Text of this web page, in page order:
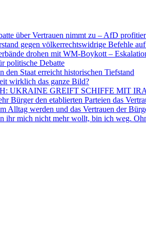
über Vertrauen nimmt zu – AfD
gegen völkerrechtswidrige Befehle
drohen mit WM-Boykott –
politische Debatte
den Staat erreicht historischen Tiefstand
wirklich das ganze Bild?
UKRAINE GREIFT SCHIFFE MIT
Bürger den etablierten Parteien das
Alltag werden und das Vertrauen der
ihr mich nicht mehr wollt, bin ich weg.